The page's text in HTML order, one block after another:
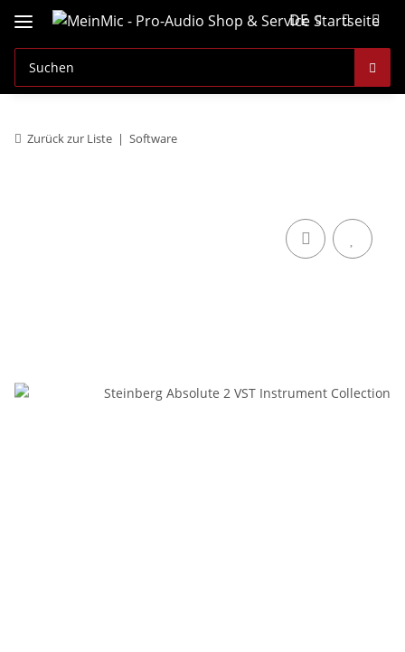
DE
Zurück zur Liste Software